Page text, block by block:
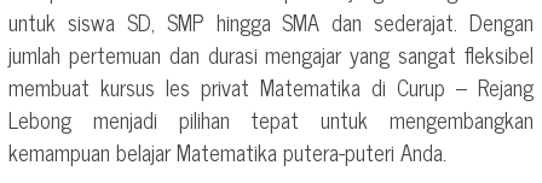
untuk siswa SD, SMP hingga SMA dan sederajat. Dengan
jumlah pertemuan dan durasi mengajar yang sangat fleksibel
membuat kursus les privat Matematika di Curup – Rejang
Lebong menjadi pilihan tepat untuk mengembangkan
kemampuan belajar Matematika putera-puteri Anda.